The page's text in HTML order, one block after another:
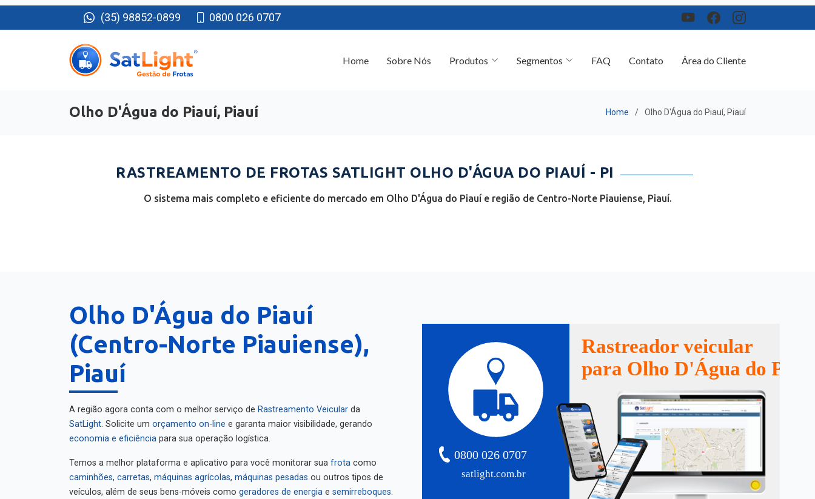
(35) 98852-0899 0800 026 0707
Área do Cliente
Olho D'Água do Piauí, Piauí Home Olho D'Água do Piauí, Piauí
RASTREAMENTO DE FROTAS SATLIGHT OLHO D'ÁGUA DO PIAUÍ - PI
O sistema mais completo e eficiente do mercado em Olho D'Água do Piauí e região de Centro-Norte Piauiense, Piauí.
Olho D'Água do Piauí
(Centro-Norte Piauiense),
Piauí
A região agora conta com o melhor serviço de Rastreamento Veicular da
SatLight . Solicite um orçamento on-line e garanta maior visibilidade, gerando
economia e eficiência para sua operação logística.
Temos a melhor plataforma e aplicativo para você monitorar sua frota como
caminhões carretas máquinas agrícolas máquinas pesadas ou outros tipos de
veículos, além de seus bens-móveis como geradores de energia e semirreboques
satlight.com.br
0800 026 0707
Rastreador veicular
para Olho D'Água do